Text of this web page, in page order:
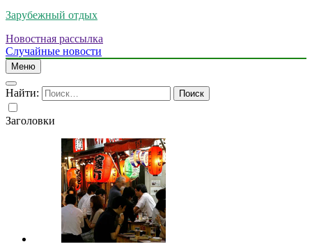
Зарубежный отдых
Новостная рассылка
Случайные новости
Меню
Найти:
Заголовки